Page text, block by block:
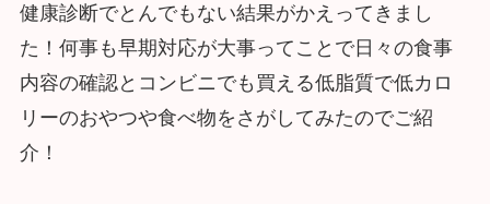
健康診断でとんでもない結果がかえってきまし
た！何事も早期対応が大事ってことで日々の食事
内容の確認とコンビニでも買える低脂質で低カロ
リーのおやつや食べ物をさがしてみたのでご紹
介！